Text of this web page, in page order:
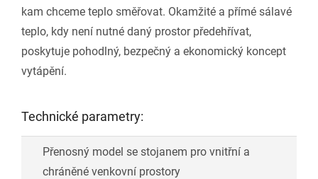
kam chceme teplo směřovat. Okamžité a přímé sálavé
teplo, kdy není nutné daný prostor předehřívat,
poskytuje pohodlný, bezpečný a ekonomický koncept
vytápění.
Technické parametry:
Přenosný model se stojanem pro vnitřní a
chráněné venkovní prostory